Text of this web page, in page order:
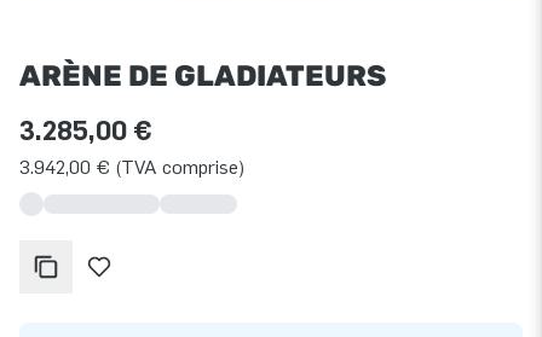
ARÈNE DE GLADIATEURS
3.285,00 €
3.942,00 € (TVA comprise)